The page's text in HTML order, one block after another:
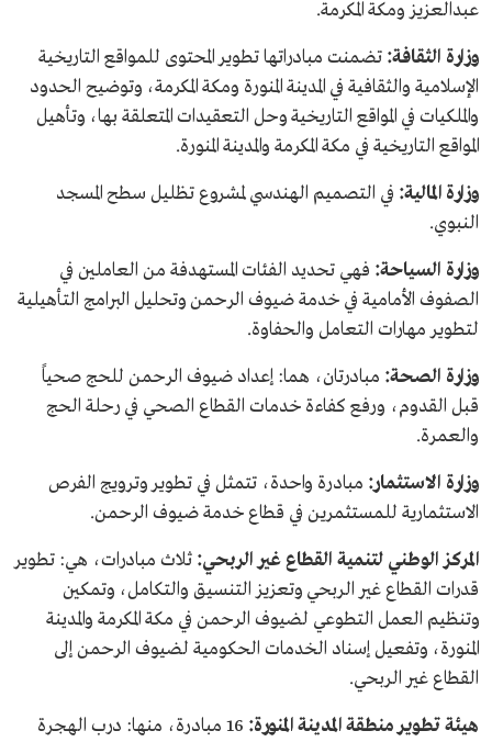
عبدالعزيز ومكة المكرمة.
وزارة الثقافة: تضمنت مبادراتهاتطوير المحتوى للمواقع التاريخية
الإسلامية والثقافية في المدينة المنورة ومكة المكرمة، وتوضيح الحدود
والملكيات في المواقع التاريخية وحل التعقيدات المتعلقة بها، وتأهيل
المواقع التاريخية في مكة المكرمة والمدينة المنورة.
وزارة المالية: في التصميم الهندسي لمشروع تظليل سطح المسجد
النبوي.
وزارة السياحة: فهي تحديد الفئات المستهدفة من العاملين في
الصفوف الأمامية في خدمة ضيوف الرحمن وتحليل البرامج التأهيلية
لتطوير مهارات التعامل والحفاوة.
وزارة الصحة: مبادرتان، هما: إعداد ضيوف الرحمن للحج صحياً
قبل القدوم، ورفع كفاءة خدمات القطاع الصحي في رحلة الحج
والعمرة.
وزارة الاستثمار: مبادرة واحدة، تتمثل في تطوير وترويج الفرص
الاستثمارية للمستثمرين في قطاع خدمة ضيوف الرحمن.
المركز الوطني لتنمية القطاع غير الربحي: ثلاث مبادرات، هي: تطوير
قدرات القطاع غير الربحي وتعزيز التنسيق والتكامل، وتمكين
وتنظيم العمل التطوعي لضيوف الرحمن في مكة المكرمة والمدينة
المنورة، وتفعيل إسناد الخدمات الحكومية لضيوف الرحمن إلى
القطاع غير الربحي.
هيئة تطوير منطقة المدينة المنورة:
16 مبادرة، منها: درب الهجرة